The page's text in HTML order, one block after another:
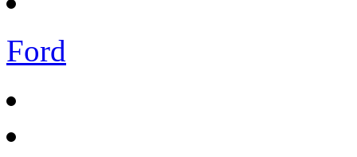
Ford